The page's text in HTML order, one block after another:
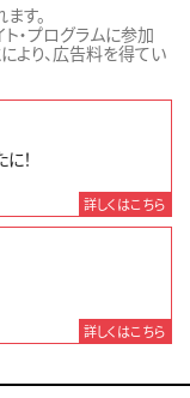
す。
・プログラムに参加
より、広告料を得てい
！
詳しくはこちら
詳しくはこちら